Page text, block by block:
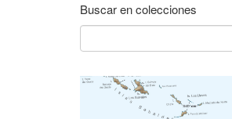
Buscar en colecciones